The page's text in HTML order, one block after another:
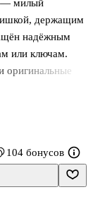
— милый
держащим
надёжным
или ключам.
оригинальные
(панда)
(ПВХ) (6х4)
104 бонусов